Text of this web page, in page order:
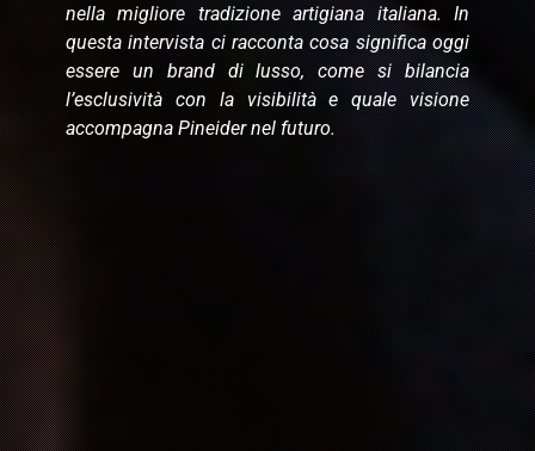
nella migliore tradizione artigiana italiana. In
questa intervista ci racconta cosa significa oggi
essere un brand di lusso, come si bilancia
l’esclusività con la visibilità e quale visione
accompagna Pineider nel futuro.